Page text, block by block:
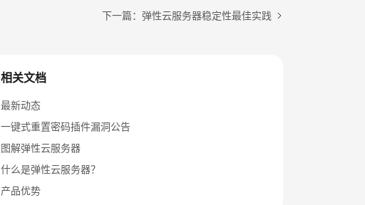
下一篇：弹性云服务器稳定性最佳实践
相关文档
最新动态
一键式重置密码插件漏洞公告
图解弹性云服务器
什么是弹性云服务器？
产品优势